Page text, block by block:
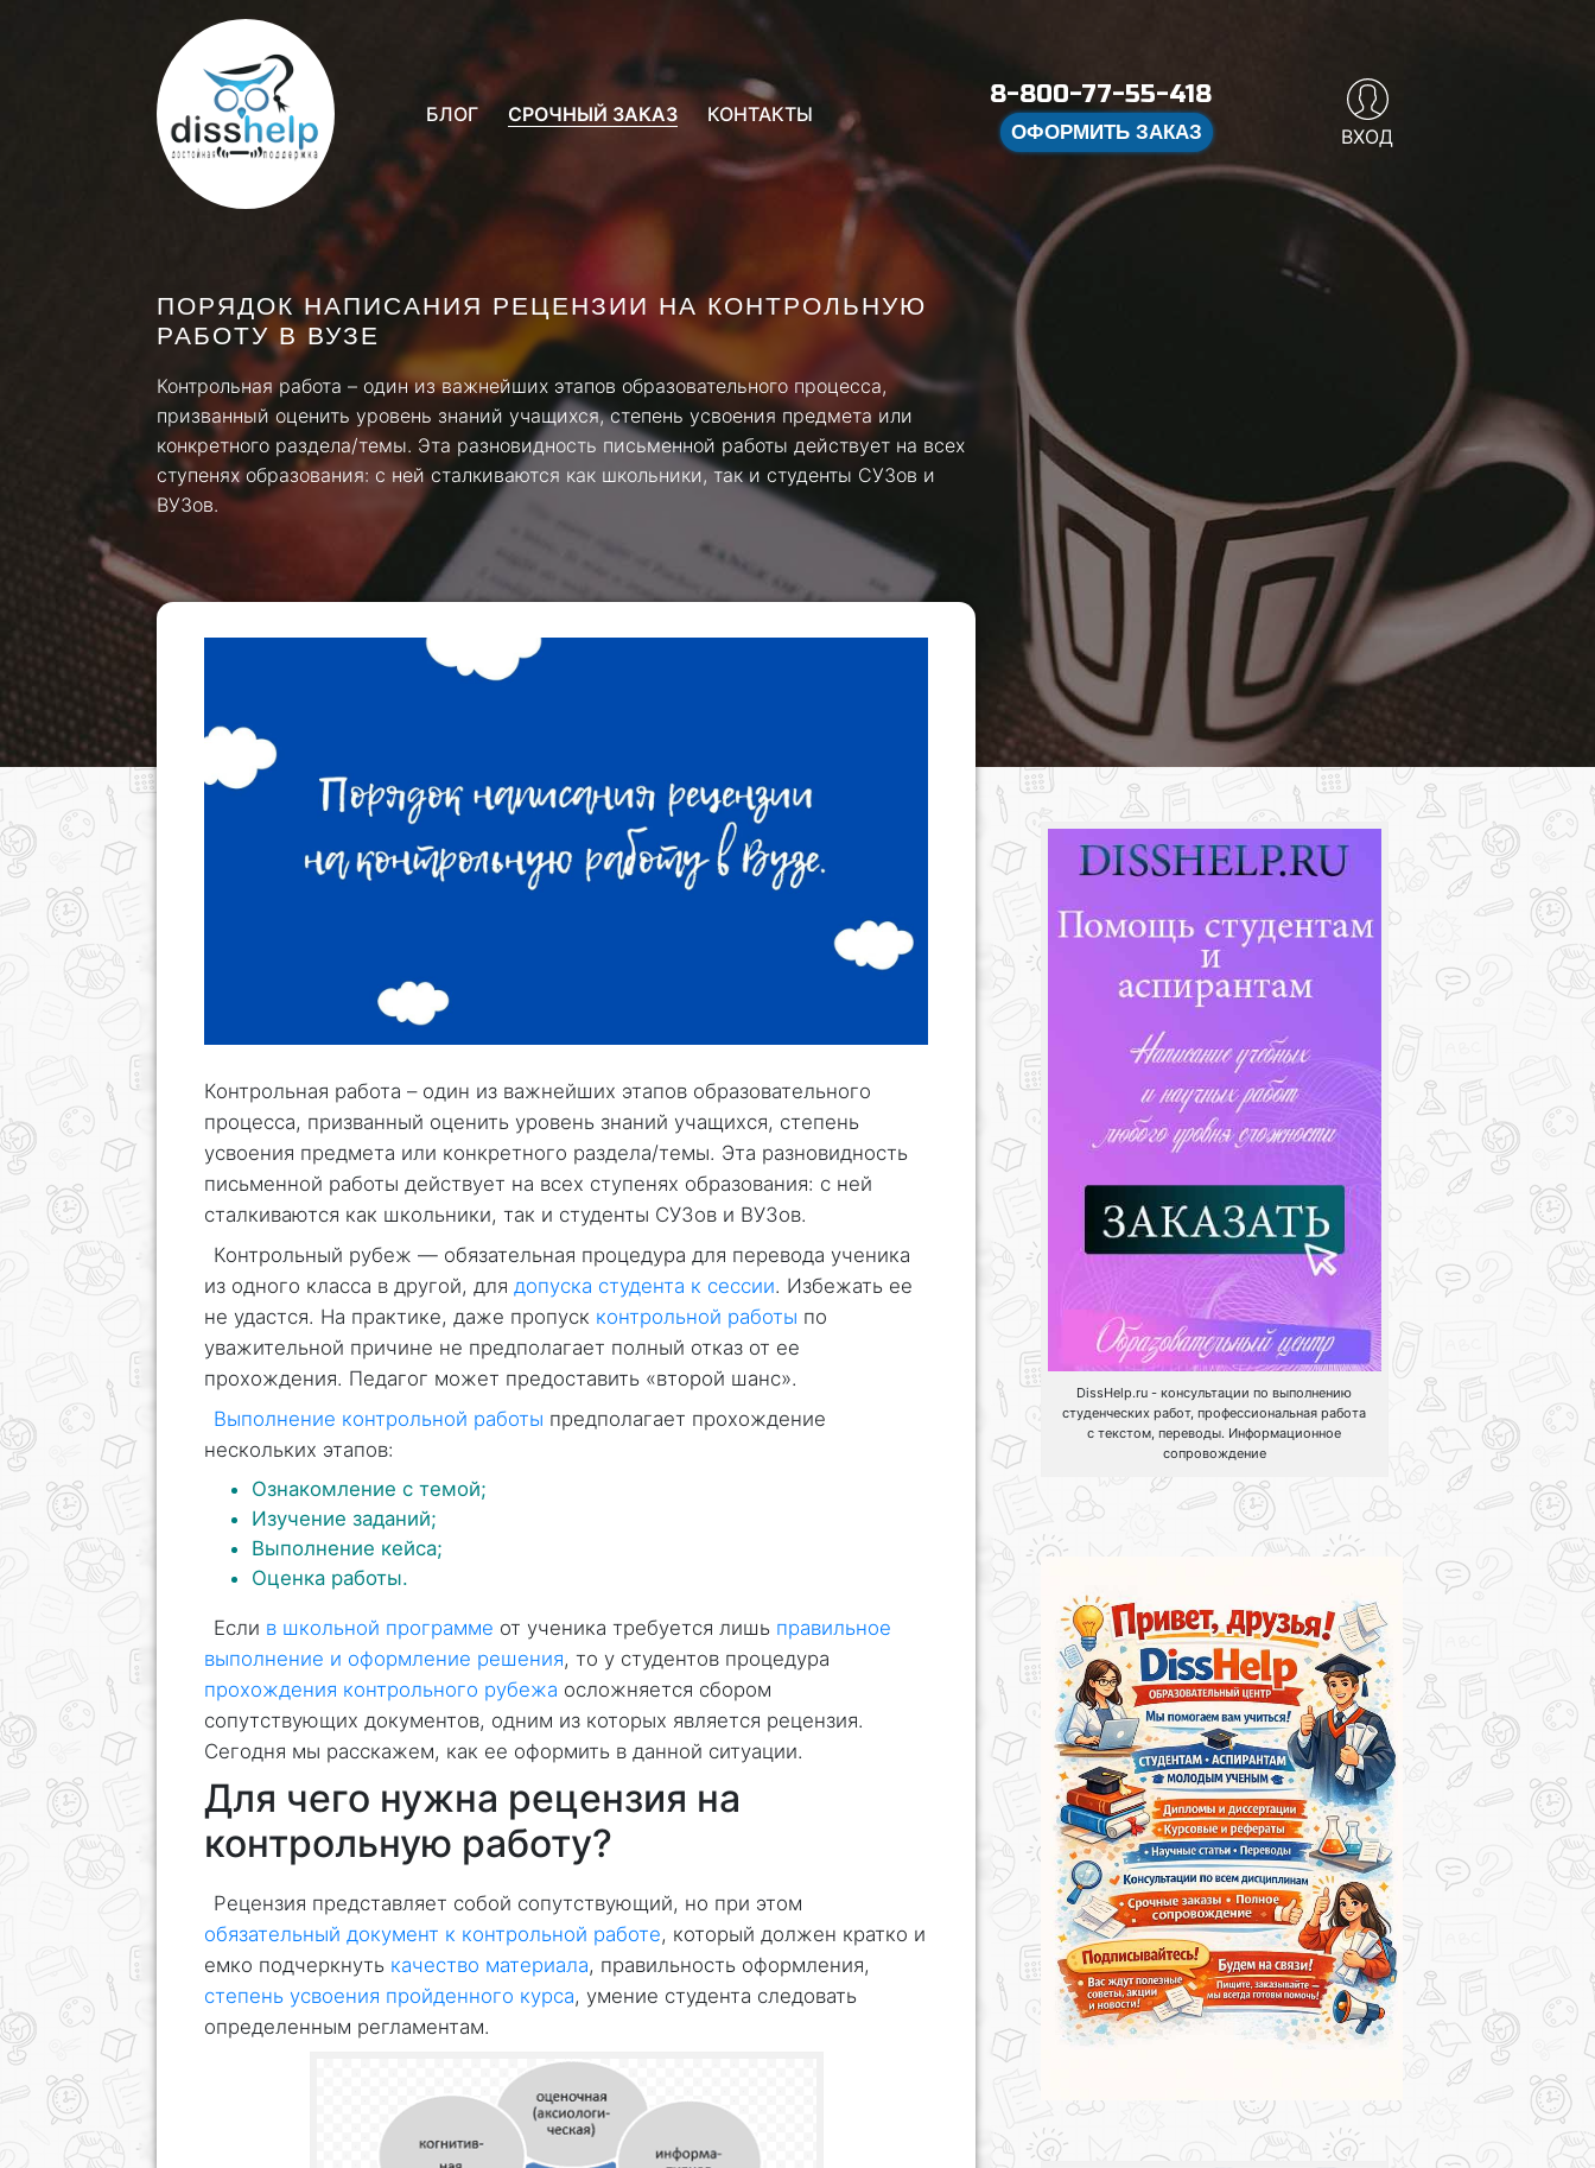
БЛОГ СРОЧНЫЙ ЗАКАЗ КОНТАКТЫ
8-800-77-55-418
ОФОРМИТЬ ЗАКАЗ ВХОД
ПОРЯДОК НАПИСАНИЯ РЕЦЕНЗИИ НА КОНТРОЛЬНУЮ
РАБОТУ В ВУЗЕ
Контрольная работа – один из важнейших этапов образовательного процесса,
призванный оценить уровень знаний учащихся, степень усвоения предмета или
конкретного раздела/темы. Эта разновидность письменной работы действует на всех
ступенях образования: с ней сталкиваются как школьники, так и студенты СУЗов и
ВУЗов.
Контрольная работа – один из важнейших этапов образовательного
процесса, призванный оценить уровень знаний учащихся, степень
усвоения предмета или конкретного раздела/темы. Эта разновидность
письменной работы действует на всех ступенях образования: с ней
сталкиваются как школьники, так и студенты СУЗов и ВУЗов.
Контрольный рубеж — обязательная процедура для перевода ученика
из одного класса в другой, для допуска студента к сессии. Избежать ее
не удастся. На практике, даже пропуск контрольной работы по
уважительной причине не предполагает полный отказ от ее
прохождения. Педагог может предоставить «второй шанс».
Выполнение контрольной работы предполагает прохождение
нескольких этапов:
Ознакомление с темой;
Изучение заданий;
Выполнение кейса;
Оценка работы.
Если в школьной программе от ученика требуется лишь правильное
выполнение и оформление решения, то у студентов процедура
прохождения контрольного рубежа осложняется сбором
сопутствующих документов, одним из которых является рецензия.
Сегодня мы расскажем, как ее оформить в данной ситуации.
Для чего нужна рецензия на
контрольную работу?
Рецензия представляет собой сопутствующий, но при этом
обязательный документ к контрольной работе, который должен кратко и
емко подчеркнуть качество материала, правильность оформления,
степень усвоения пройденного курса, умение студента следовать
определенным регламентам.
DissHelp.ru - консультации по выполнению
студенческих работ, профессиональная работа
с текстом, переводы. Информационное
сопровождение